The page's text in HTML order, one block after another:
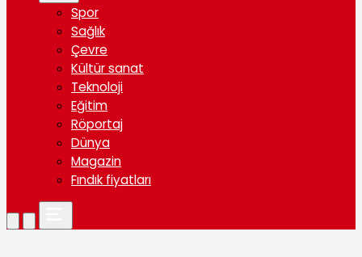
Spor
Sağlık
Çevre
Kültür sanat
Teknoloji
Eğitim
Röportaj
Dünya
Magazin
Fındık fiyatları